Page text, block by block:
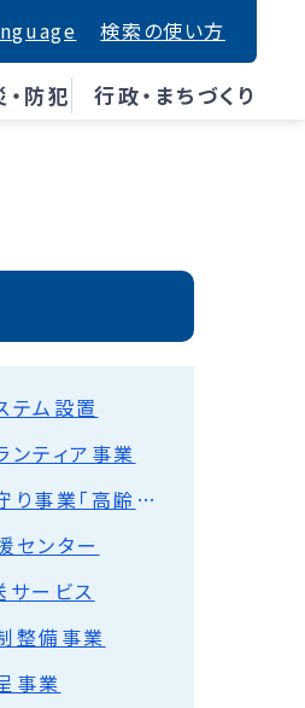
・防犯 行政・まちづくり
検索の使い方
テム設置
ンティア事業
高齢者の見守り事業「高齢者たすけ隊・見守り隊」
センター
サービス
整備事業
事業